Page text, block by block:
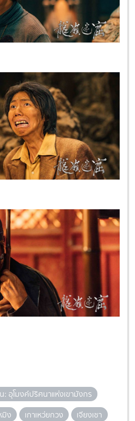
อุโมงค์ปริศนาแห่งเขามังกร
มิง เกาเหว่ยกวง
เจียงเชา